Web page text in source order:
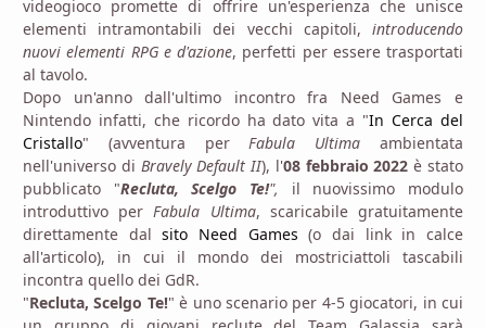
videogioco promette di offrire un'esperienza che unisce
elementi intramontabili dei vecchi capitoli, introducendo
nuovi elementi RPG e d'azione, perfetti per essere trasportati
al tavolo.
Dopo un'anno dall'ultimo incontro fra Need Games e
Nintendo infatti, che ricordo ha dato vita a "In Cerca del
Cristallo" (avventura per Fabula Ultima ambientata
nell'universo di Bravely Default II), l'08 febbraio 2022 è stato
pubblicato "Recluta, Scelgo Te!", il nuovissimo modulo
introduttivo per Fabula Ultima, scaricabile gratuitamente
direttamente dalsito Need Games (o dai link in calce
all'articolo), in cui il mondo dei mostriciattoli tascabili
incontra quello dei GdR.
"Recluta, Scelgo Te!" è uno scenario per 4-5 giocatori, in cui